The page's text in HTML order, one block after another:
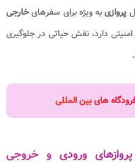
پروازیبه ویژه برای سفرهایخارجی
امنیتی دارد، نقش حیاتی در جلوگیری
های بین المللی
ورودی و خروجی